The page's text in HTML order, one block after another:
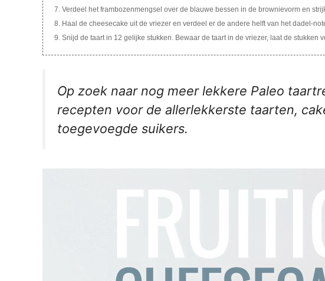
Verdeel het frambozenmengsel over de blauwe bessen in de brownievorm en
Haal de cheesecake uit de vriezer en verdeel er de andere helft van het dadel-
Snijd de taart in 12 gelijke stukken. Bewaar de taart in de vriezer, laat de stukken
Op zoek naar nog meer lekkere Paleo
recepten voor de allerlekkerste taarten,
toegevoegde suikers.